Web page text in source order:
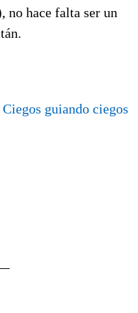
no hace falta ser un
Ciegos guiando ciegos